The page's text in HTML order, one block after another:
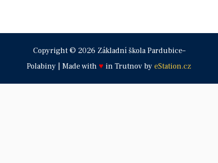
Copyright © 2026 Základní škola Pardubice–
Polabiny | Made with ♥ in Trutnov by eStation.cz